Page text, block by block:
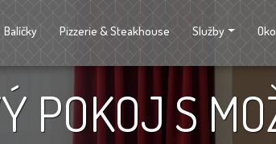
Balíčky Pizzerie & Steakhouse Služby
POKOJ S